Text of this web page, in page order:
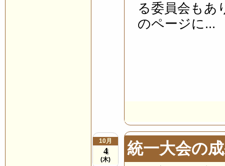
る委員会もあ
のページに...
10月
4
(木)
統一大会の